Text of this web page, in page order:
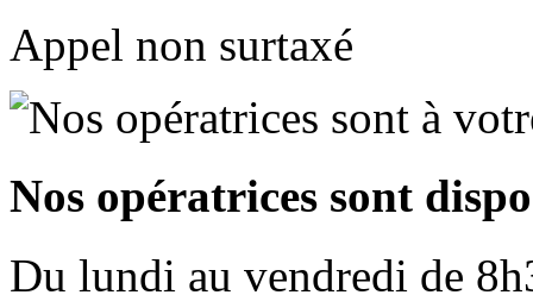
Appel non surtaxé
Nos opératrices sont
Du lundi au vendredi de